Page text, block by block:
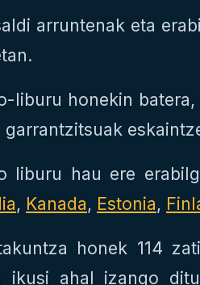
arruntenak eta
liburu honekin
garrantzitsuak
liburu hau ere
, Kanada, Estonia,
honek 114
ikusi ahal izango